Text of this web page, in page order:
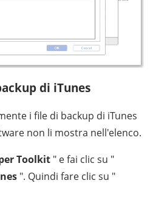
di iTunes
i file di backup di iTunes
non li mostra nell'elenco.
Toolkit " e fai clic su "
". Quindi fare clic su "